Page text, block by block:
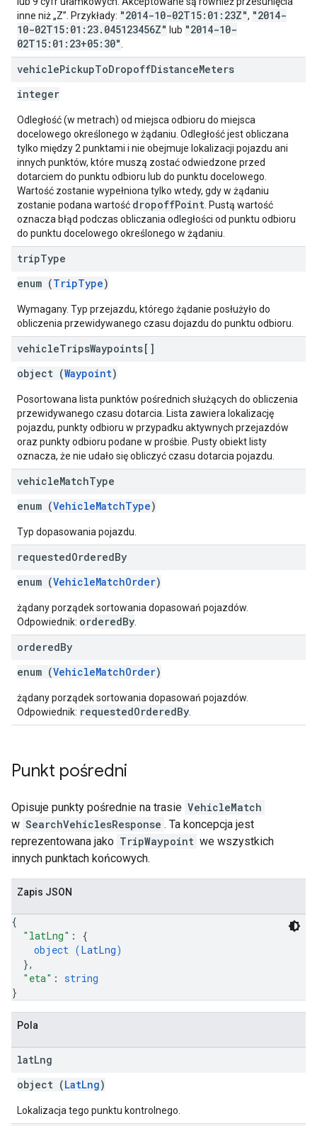
inne niż „Z”. Przykłady: "2014-10-02T15:01:23Z", "2014-
10-02T15:01:23.045123456Z" lub "2014-10-
02T15:01:23+05:30"
vehiclePickupToDropoffDistanceMeters
integer
Odległość (w metrach) od miejsca odbioru do miejsca
docelowego określonego w żądaniu. Odległość jest obliczana
tylko między 2 punktami i nie obejmuje lokalizacji pojazdu ani
innych punktów, które muszą zostać odwiedzone przed
dotarciem do punktu odbioru lub do punktu docelowego.
Wartość zostanie wypełniona tylko wtedy, gdy w żądaniu
zostanie podana wartość dropoffPoint . Pustą wartość
oznacza błąd podczas obliczania odległości od punktu odbioru
do punktu docelowego określonego w żądaniu.
tripType
enum (TripType)
Wymagany. Typ przejazdu, którego żądanie posłużyło do
obliczenia przewidywanego czasu dojazdu do punktu odbioru.
vehicleTripsWaypoints[]
object (Waypoint)
Posortowana lista punktów pośrednich służących do obliczenia
przewidywanego czasu dotarcia. Lista zawiera lokalizację
pojazdu, punkty odbioru w przypadku aktywnych przejazdów
oraz punkty odbioru podane w prośbie. Pusty obiekt listy
oznacza, że nie udało się obliczyć czasu dotarcia pojazdu.
vehicleMatchType
enum (VehicleMatchType)
Typ dopasowania pojazdu.
requestedOrderedBy
enum (VehicleMatchOrder)
żądany porządek sortowania dopasowań pojazdów.
Odpowiednik: orderedBy
orderedBy
enum (VehicleMatchOrder)
żądany porządek sortowania dopasowań pojazdów.
Odpowiednik: requestedOrderedBy
Punkt pośredni
Opisuje punkty pośrednie na trasie VehicleMatch
w SearchVehiclesResponse . Ta koncepcja jest
reprezentowana jako TripWaypoint we wszystkich
innych punktach końcowych.
Zapis JSON
{
"latLng" : {
object (LatLng)
},
"eta" : string
}
Pola
latLng
object (LatLng)
Lokalizacja tego punktu kontrolnego.